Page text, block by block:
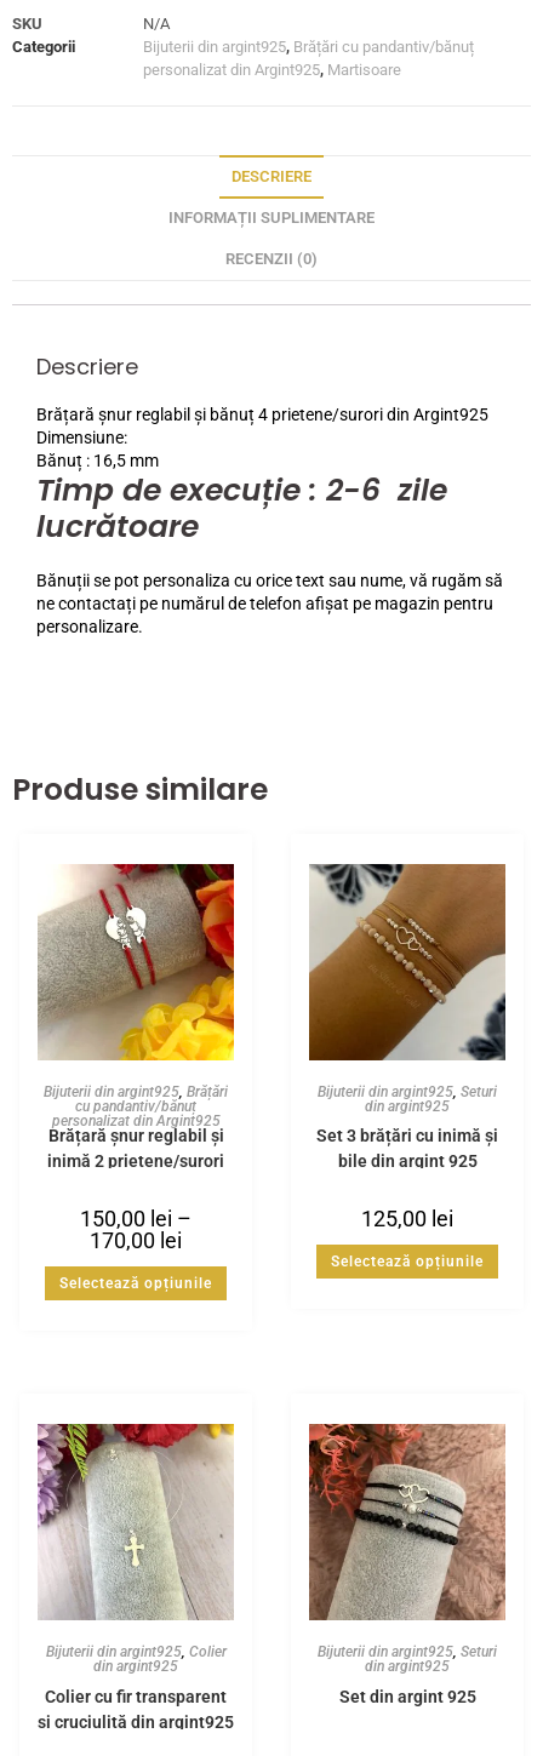
SKU
N/A
Categorii
Bijuterii din argint925, Brățări cu pandantiv/bănuț
personalizat din Argint925, Martisoare
DESCRIERE
INFORMAȚII SUPLIMENTARE
RECENZII (0)
Descriere
Brățară șnur reglabil și bănuț 4 prietene/surori din Argint925
Dimensiune:
Bănuț : 16,5 mm
Timp de execuție : 2-6 zile
lucrătoare
Bănuții se pot personaliza cu orice text sau nume, vă rugăm să
ne contactați pe numărul de telefon afișat pe magazin pentru
personalizare.
Produse similare
Bijuterii din argint925 Brățări
cu pandantiv/bănuț
personalizat din Argint925
Brățară șnur reglabil și
inimă 2 prietene/surori
150,00 lei –
170,00 lei
Selectează opțiunile
Bijuterii din argint925 Seturi
din argint925
Set 3 brățări cu inimă și
bile din argint 925
125,00 lei
Selectează opțiunile
Bijuterii din argint925, Colier
din argint925
Colier cu fir transparent
și cruciuliță din argint925
Bijuterii din argint925, Seturi
din argint925
Set din argint 925